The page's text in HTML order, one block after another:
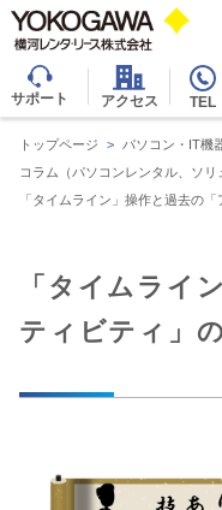
サポート アクセス TEL
トップページ > パソコン・IT機
コラム（パソコンレンタル、ソリ
「タイムライン」操作と過去の
「タイムライ
ティビティ」